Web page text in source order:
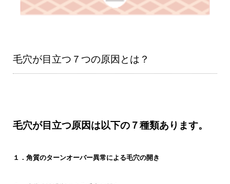
毛穴が目立つ７つの原因とは？
毛穴が目立つ原因は以下の７種類あります。
１．角質のターンオーバー異常による毛穴の開き